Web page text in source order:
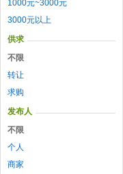
1000元~3000元
3000元以上
供求
不限
转让
求购
发布人
不限
个人
商家